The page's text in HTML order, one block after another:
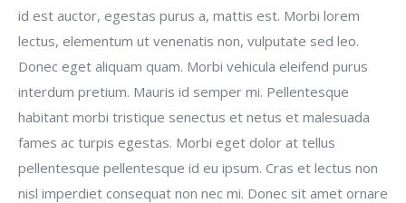
id est auctor, egestas purus a, mattis est. Morbi lorem
lectus, elementum ut venenatis non, vulputate sed leo.
Donec eget aliquam quam. Morbi vehicula eleifend purus
interdum pretium. Mauris id semper mi. Pellentesque
habitant morbi tristique senectus et netus et malesuada
fames ac turpis egestas. Morbi eget dolor at tellus
pellentesque pellentesque id eu ipsum. Cras et lectus non
nisl imperdiet consequat non nec mi. Donec sit amet ornare